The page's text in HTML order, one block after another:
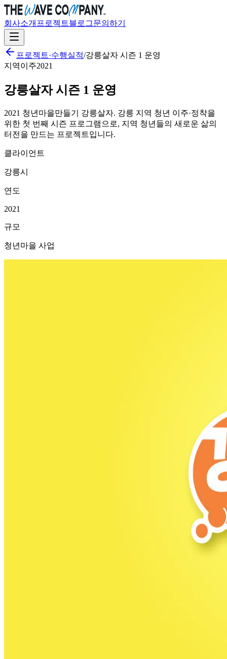
회사소개 프로젝트블로그문의하기
프로젝트·수행실적/강릉살자 시즌 1 운영
지역이주2021
강릉살자 시즌 1 운영
2021 청년마을만들기 강릉살자. 강릉 지역 청년 이주·정착을
위한 첫 번째 시즌 프로그램으로, 지역 청년들의 새로운 삶의
터전을 만드는 프로젝트입니다.
클라이언트
강릉시
연도
2021
규모
청년마을 사업